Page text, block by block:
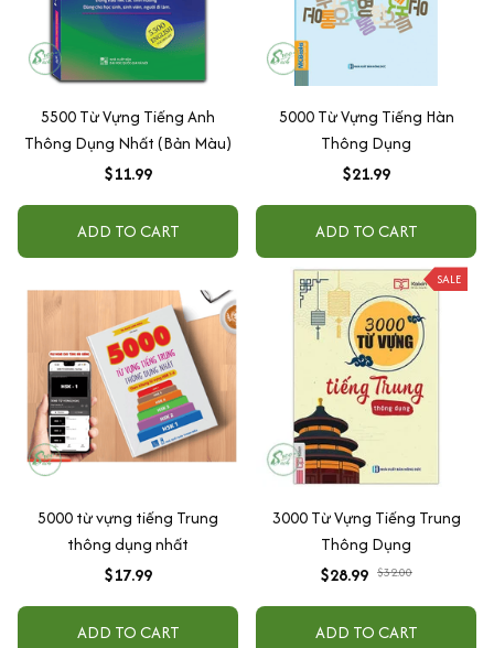
5500 Từ Vựng Tiếng Anh
Thông Dụng Nhất (Bản Màu)
$11.99
ADD TO CART
5000 Từ Vựng Tiếng Hàn
Thông Dụng
$21.99
ADD TO CART
5000 từ vựng tiếng Trung
thông dụng nhất
$17.99
ADD TO CART
SALE
3000 Từ Vựng Tiếng Trung
Thông Dụng
$28.99 $32.00
ADD TO CART